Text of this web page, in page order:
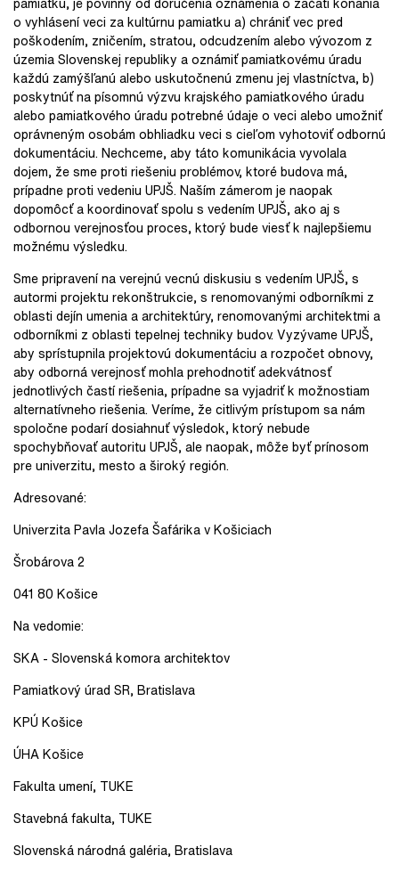
o vyhlásení veci za kultúrnu pamiatku a) chrániť vec pred
poškodením, zničením, stratou, odcudzením alebo vývozom z
územia Slovenskej republiky a oznámiť pamiatkovému úradu
každú zamýšľanú alebo uskutočnenú zmenu jej vlastníctva, b)
poskytnúť na písomnú výzvu krajského pamiatkového úradu
alebo pamiatkového úradu potrebné údaje o veci alebo umožniť
oprávneným osobám obhliadku veci s cieľom vyhotoviť odbornú
dokumentáciu. Nechceme, aby táto komunikácia vyvolala
dojem, že sme proti riešeniu problémov, ktoré budova má,
prípadne proti vedeniu UPJŠ. Naším zámerom je naopak
dopomôcť a koordinovať spolu s vedením UPJŠ, ako aj s
odbornou verejnosťou proces, ktorý bude viesť k najlepšiemu
možnému výsledku.
Sme pripravení na verejnú vecnú diskusiu s vedením UPJŠ, s
autormi projektu rekonštrukcie, s renomovanými odborníkmi z
oblasti dejín umenia a architektúry, renomovanými architektmi a
odborníkmi z oblasti tepelnej techniky budov. Vyzývame UPJŠ,
aby sprístupnila projektovú dokumentáciu a rozpočet obnovy,
aby odborná verejnosť mohla prehodnotiť adekvátnosť
jednotlivých častí riešenia, prípadne sa vyjadriť k možnostiam
alternatívneho riešenia. Veríme, že citlivým prístupom sa nám
spoločne podarí dosiahnuť výsledok, ktorý nebude
spochybňovať autoritu UPJŠ, ale naopak, môže byť prínosom
pre univerzitu, mesto a široký región.
Adresované:
Univerzita Pavla Jozefa Šafárika v Košiciach
Šrobárova 2
041 80 Košice
Na vedomie:
SKA - Slovenská komora architektov
Pamiatkový úrad SR, Bratislava
KPÚ Košice
ÚHA Košice
Fakulta umení, TUKE
Stavebná fakulta, TUKE
Slovenská národná galéria, Bratislava